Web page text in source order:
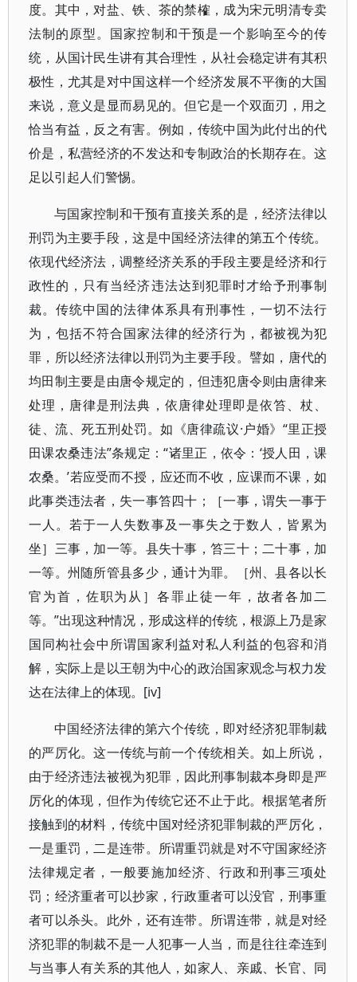
度。其中，对盐、铁、茶的禁榷，成为宋元明清专卖
法制的原型。国家控制和干预是一个影响至今的传
统，从国计民生讲有其合理性，从社会稳定讲有其积
极性，尤其是对中国这样一个经济发展不平衡的大国
来说，意义是显而易见的。但它是一个双面刃，用之
恰当有益，反之有害。例如，传统中国为此付出的代
价是，私营经济的不发达和专制政治的长期存在。这
足以引起人们警惕。
与国家控制和干预有直接关系的是，经济法律以
刑罚为主要手段，这是中国经济法律的第五个传统。
依现代经济法，调整经济关系的手段主要是经济和行
政性的，只有当经济违法达到犯罪时才给予刑事制
裁。传统中国的法律体系具有刑事性，一切不法行
为，包括不符合国家法律的经济行为，都被视为犯
罪，所以经济法律以刑罚为主要手段。譬如，唐代的
均田制主要是由唐令规定的，但违犯唐令则由唐律来
处理，唐律是刑法典，依唐律处理即是依笞、杖、
徒、流、死五刑处罚。如《唐律疏议·户婚》“里正授
田课农桑违法”条规定：“诸里正，依令：‘授人田，课
农桑。’若应受而不授，应还而不收，应课而不课，如
此事类违法者，失一事笞四十；［一事，谓失一事于
一人。若于一人失数事及一事失之于数人，皆累为
坐］三事，加一等。县失十事，笞三十；二十事，加
一等。州随所管县多少，通计为罪。［州、县各以长
官为首，佐职为从］各罪止徒一年，故者各加二
等。”出现这种情况，形成这样的传统，根源上乃是家
国同构社会中所谓国家利益对私人利益的包容和消
解，实际上是以王朝为中心的政治国家观念与权力发
达在法律上的体现。[iv]
中国经济法律的第六个传统，即对经济犯罪制裁
的严厉化。这一传统与前一个传统相关。如上所说，
由于经济违法被视为犯罪，因此刑事制裁本身即是严
厉化的体现，但作为传统它还不止于此。根据笔者所
接触到的材料，传统中国对经济犯罪制裁的严厉化，
一是重罚，二是连带。所谓重罚就是对不守国家经济
法律规定者，一般要施加经济、行政和刑事三项处
罚；经济重者可以抄家，行政重者可以没官，刑事重
者可以杀头。此外，还有连带。所谓连带，就是对经
济犯罪的制裁不是一人犯事一人当，而是往往牵连到
与当事人有关系的其他人，如家人、亲戚、长官、同